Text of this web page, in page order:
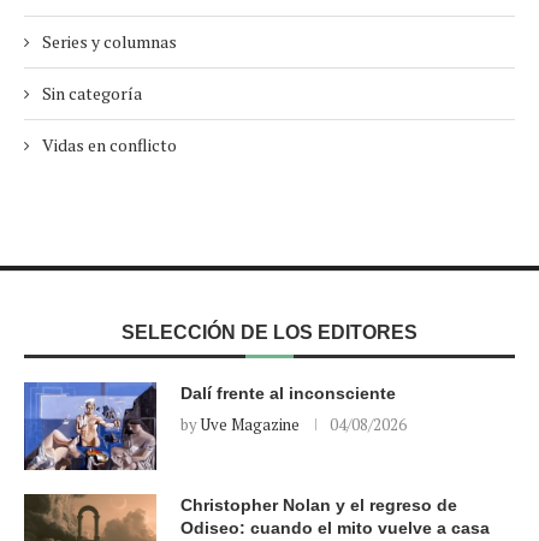
Series y columnas
Sin categoría
Vidas en conflicto
SELECCIÓN DE LOS EDITORES
Dalí frente al inconsciente
byUve Magazine 04/08/2026
Christopher Nolan y el regreso de
Odiseo: cuando el mito vuelve a casa